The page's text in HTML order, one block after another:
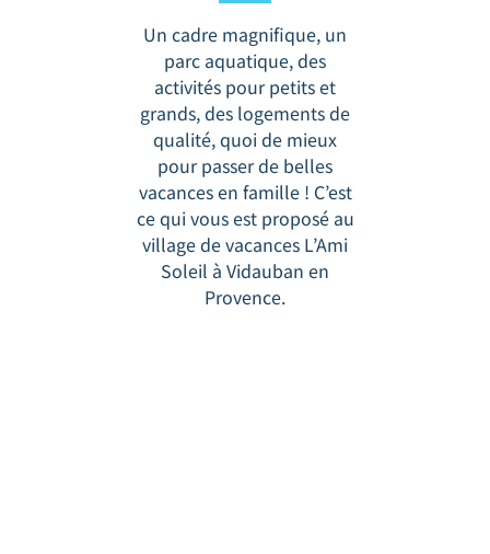
Un cadre magnifique, un
parc aquatique, des
activités pour petits et
grands, des logements de
qualité, quoi de mieux
pour passer de belles
vacances en famille ! C’est
ce qui vous est proposé au
village de vacances L’Ami
Soleil à Vidauban en
Provence.